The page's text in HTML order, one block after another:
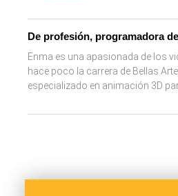
De profesión, programadora
Enma es una apasionada de los
hace poco la carrera de Bellas
especializado en animación 3D